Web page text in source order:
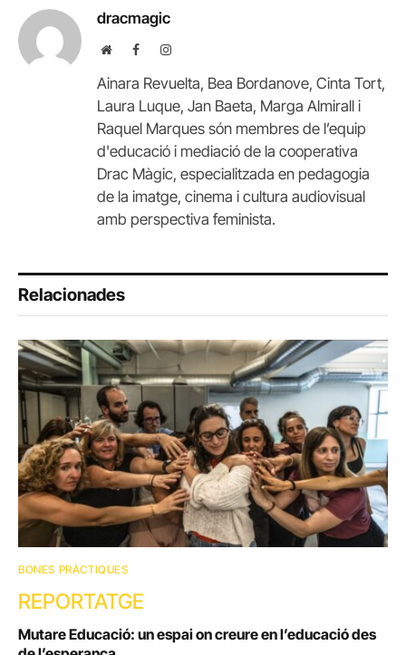
dracmagic
WebsiteFacebookInstagram
Ainara Revuelta, Bea Bordanove, Cinta Tort,
Laura Luque, Jan Baeta, Marga Almirall i
Raquel Marques són membres de l’equip
d'educació i mediació de la cooperativa
Drac Màgic, especialitzada en pedagogia
de la imatge, cinema i cultura audiovisual
amb perspectiva feminista.
Relacionades
BONES PRÀCTIQUES
REPORTATGE
Mutare Educació: un espai on creure en l’educació des